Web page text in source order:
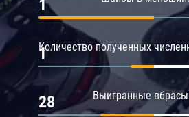
1
Количество полученных
1
Выигранные
28